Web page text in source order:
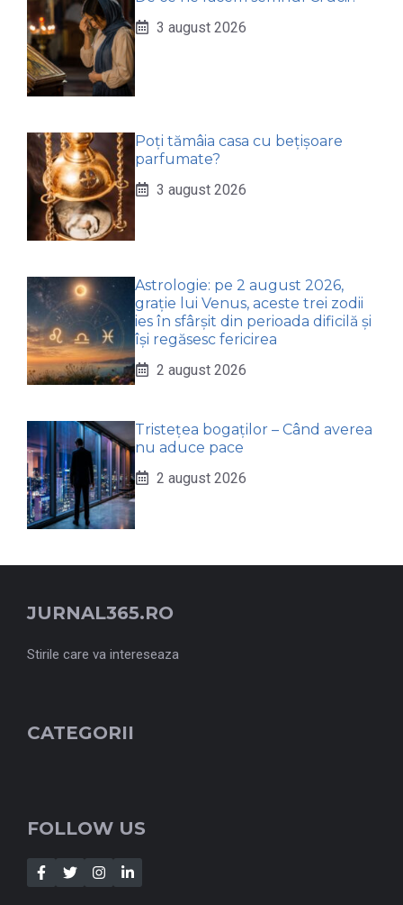
3 august 2026
Poți tămâia casa cu bețișoare
parfumate?
3 august 2026
Astrologie: pe 2 august 2026,
grație lui Venus, aceste trei zodii
ies în sfârșit din perioada dificilă și
își regăsesc fericirea
2 august 2026
Tristețea bogaților – Când averea
nu aduce pace
2 august 2026
JURNAL365.RO
Stirile care va intereseaza
CATEGORII
FOLLOW US